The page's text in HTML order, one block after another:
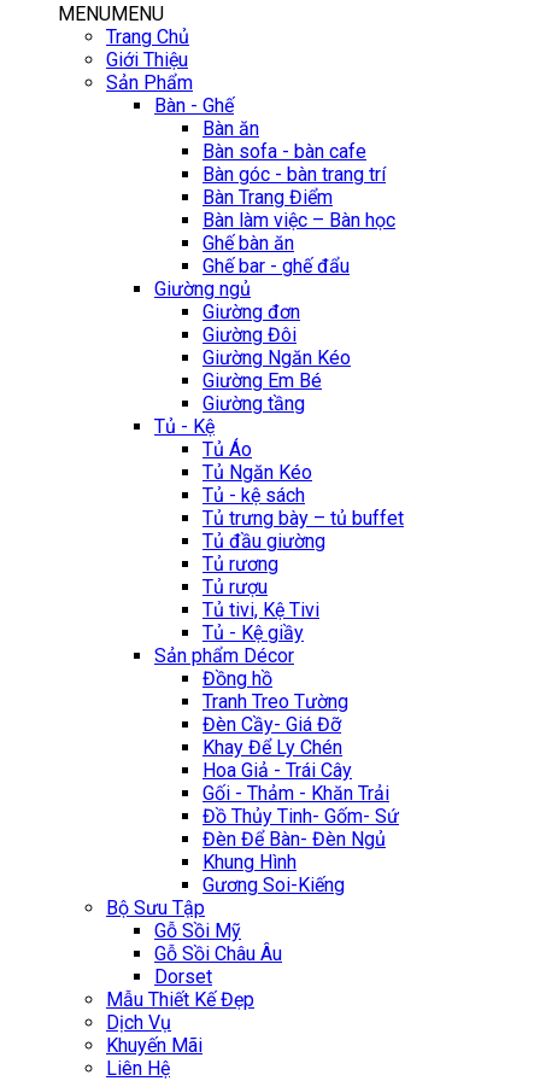
MENUMENU
Trang Chủ
Giới Thiệu
Sản Phẩm
Bàn - Ghế
Bàn ăn
Bàn sofa - bàn cafe
Bàn góc - bàn trang trí
Bàn Trang Điểm
Bàn làm việc – Bàn học
Ghế bàn ăn
Ghế bar - ghế đẩu
Giường ngủ
Giường đơn
Giường Đôi
Giường Ngăn Kéo
Giường Em Bé
Giường tầng
Tủ - Kệ
Tủ Áo
Tủ Ngăn Kéo
Tủ - kệ sách
Tủ trưng bày – tủ buffet
Tủ đầu giường
Tủ rương
Tủ rượu
Tủ tivi, Kệ Tivi
Tủ - Kệ giầy
Sản phẩm Décor
Đồng hồ
Tranh Treo Tường
Đèn Cầy- Giá Đỡ
Khay Để Ly Chén
Hoa Giả - Trái Cây
Gối - Thảm - Khăn Trải
Đồ Thủy Tinh- Gốm- Sứ
Đèn Để Bàn- Đèn Ngủ
Khung Hình
Gương Soi-Kiếng
Bộ Sưu Tập
Gỗ Sồi Mỹ
Gỗ Sồi Châu Âu
Dorset
Mẫu Thiết Kế Đẹp
Dịch Vụ
Khuyến Mãi
Liên Hệ